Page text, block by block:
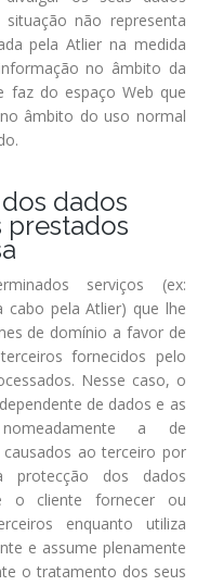
não representa
pela Atlier na medida
no âmbito da
faz do espaço Web que
âmbito do uso normal
dados
prestados
serviços (ex:
cabo pela Atlier) que lhe
de domínio a favor de
fornecidos pelo
Nesse caso, o
de dados e as
a de
ao terceiro por
protecção dos dados
o cliente fornecer ou
enquanto utiliza
e assume plenamente
o tratamento dos seus